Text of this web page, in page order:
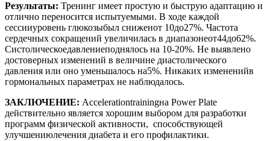
Результаты: Тренинг имеет простую и быструю адаптацию и
отлично переносится испытуемыми. В ходе каждой
сессииуровень глюкозыбыл сниженот 10до27%. Частота
сердечных сокращений увеличилась в диапазонеот44до62%.
Систолическоедавлениеподнялось на 10-20%. Не выявлено
достоверных изменений в величине диастолического
давления или оно уменьшалось на5%. Никаких измененийв
гормональных параметрах не наблюдалось.
ЗАКЛЮЧЕНИЕ: Accelerationtrainingна Power Plate
действительно является хорошим выбором для разработки
программ физической активности, способствующей
улучшениюлечения диабета и его профилактики.